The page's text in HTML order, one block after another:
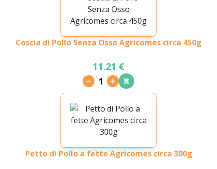
Coscia di Pollo Senza Osso Agricomes circa 450g
11.21 €
1
Petto di Pollo a fette Agricomes circa 300g